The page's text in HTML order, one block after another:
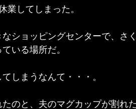
業してしまった。
ショッピングセンターで、さ
いる場所だ。
しまうなんて・・・。
のと、夫のマグカップが割れ